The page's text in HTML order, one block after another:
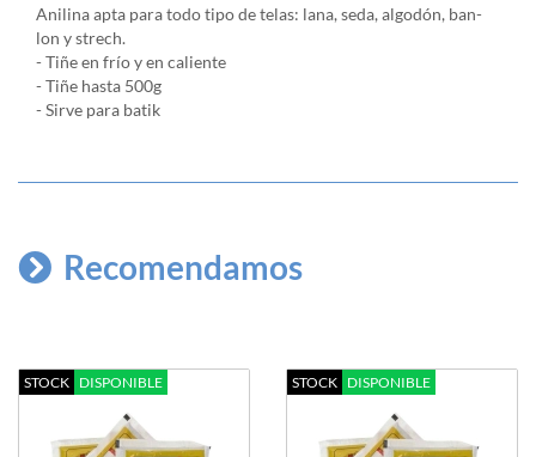
Anilina apta para todo tipo de telas: lana, seda, algodón, ban-
lon y strech.
- Tiñe en frío y en caliente
- Tiñe hasta 500g
- Sirve para batik
Recomendamos
STOCK DISPONIBLE STOCK DISPONIBLE